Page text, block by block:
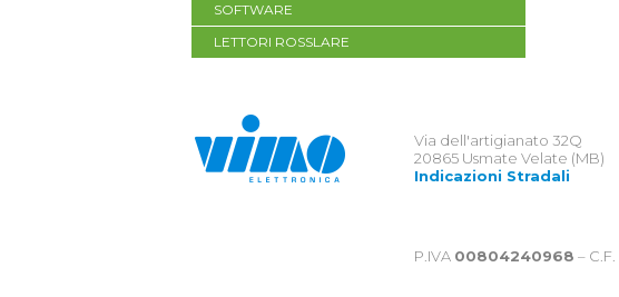
SOFTWARE
LETTORI ROSSLARE
Via dell'artigianato 32Q
20865 Usmate Velate (MB)
Indicazioni Stradali
P.IVA 00804240968 – C.F.